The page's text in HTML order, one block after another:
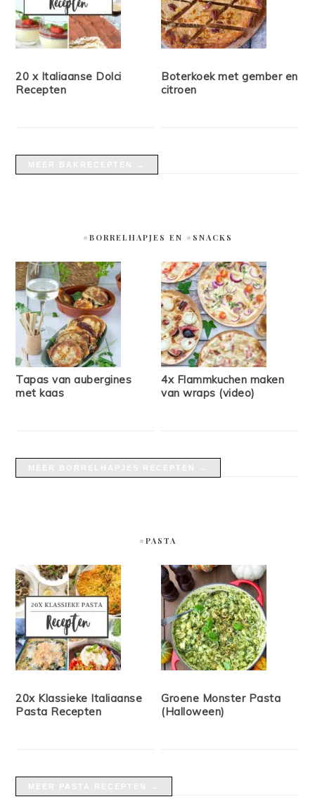
20 x Italiaanse Dolci
Recepten
Boterkoek met gember en
citroen
#BORRELHAPJES EN #SNACKS
Tapas van aubergines
met kaas
4x Flammkuchen maken
van wraps (video)
#PASTA
20x Klassieke Italiaanse
Pasta Recepten
Groene Monster Pasta
(Halloween)